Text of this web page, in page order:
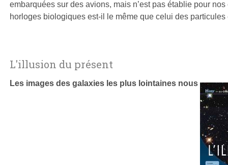
embarquées sur des avions, mais n’est pas établie pour
horloges biologiques est-il le même que celui des particules
L'illusion du présent
Les images des galaxies les plus lointaines nous